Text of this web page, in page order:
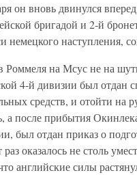
он вновь двинулся
бригадой и 2-й
немецкого наступления,
на Мсус не на
4-й дивизии был отдан
средств, и отойти
а после прибытия
был отдан приказ о
оказалось не столь
английские силы